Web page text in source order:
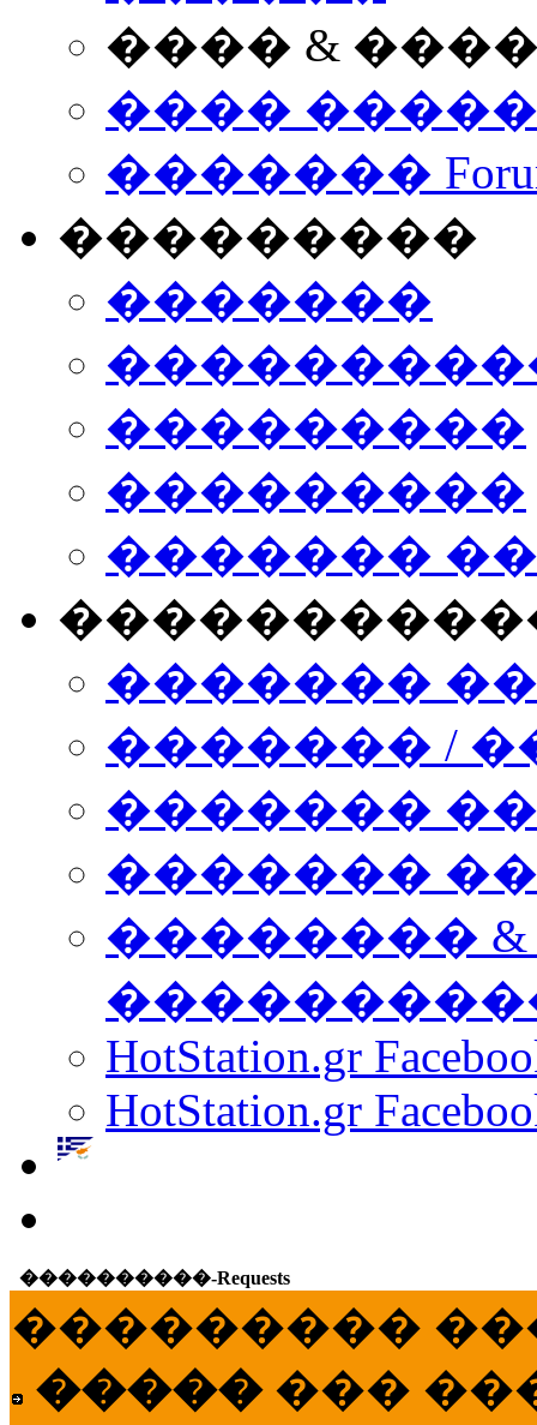
���� &
����
�������
���������
�������
���������
���������
�������
�������
������� /
�������
������� ���
��������
HotStation.gr
HotStation.gr
����������-Requests
���������
����� ���